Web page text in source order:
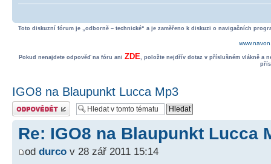
Toto diskuzní fórum je „odborně – technické“ a je zaměřeno k diskuzi o navigačních
Pokud nenajdete odpověď na fóru ani ZDE, položte nejdřív dotaz v příslušném vlákně a
IGO8 na Blaupunkt Lucca Mp3
Odeslat odpověď
Re: IGO8 na Blaupunkt Lucca
od durco v 28 zář 2011 15:14